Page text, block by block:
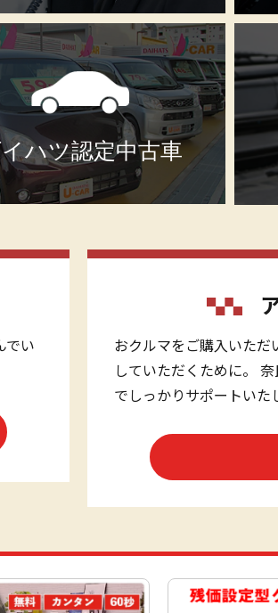
ハツ認定中古車
でい
おクルマをご購入いた
していただくために。
でしっかりサポートいた